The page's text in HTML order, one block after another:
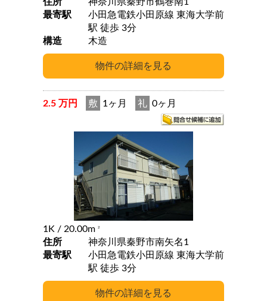
最寄駅
小田急電鉄小田原線 東海大学前
駅 徒歩 3分
構造
木造
2.5 万円 敷 1ヶ月 礼 0ヶ月
1K / 20.00m 2
住所
神奈川県秦野市南矢名1
最寄駅
小田急電鉄小田原線 東海大学前
駅 徒歩 3分